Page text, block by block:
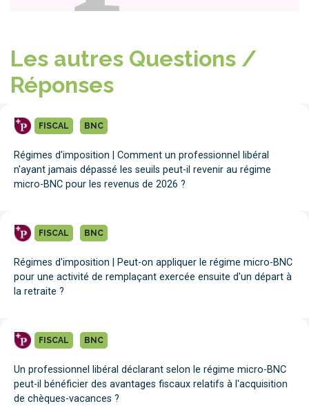
Les autres Questions /
Réponses
FISCAL BNC
Régimes d'imposition | Comment un professionnel libéral
n'ayant jamais dépassé les seuils peut-il revenir au régime
micro-BNC pour les revenus de 2026 ?
FISCAL BNC
Régimes d'imposition | Peut-on appliquer le régime micro-BNC
pour une activité de remplaçant exercée ensuite d'un départ à
la retraite ?
FISCAL BNC
Un professionnel libéral déclarant selon le régime micro-BNC
peut-il bénéficier des avantages fiscaux relatifs à l'acquisition
de chèques-vacances ?